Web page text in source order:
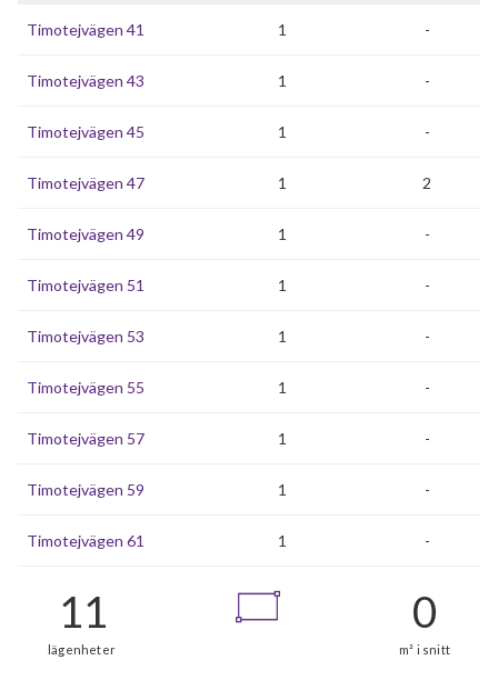
Timotejvägen 41 1 -
Timotejvägen 43 1 -
Timotejvägen 45 1 -
Timotejvägen 47 1 2
Timotejvägen 49 1 -
Timotejvägen 51 1 -
Timotejvägen 53 1 -
Timotejvägen 55 1 -
Timotejvägen 57 1 -
Timotejvägen 59 1 -
Timotejvägen 61 1 -